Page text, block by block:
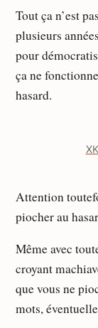
Tout ça n’est
plusieurs
pour
ça ne
hasard.
Attention
piocher au
Même avec
croyant
que vous ne
mots,